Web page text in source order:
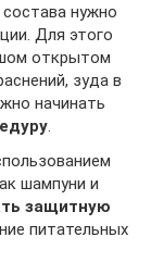
нужно
Для этого
открытом
зуда в
начинать
.
шампуни и
защитную
питательных